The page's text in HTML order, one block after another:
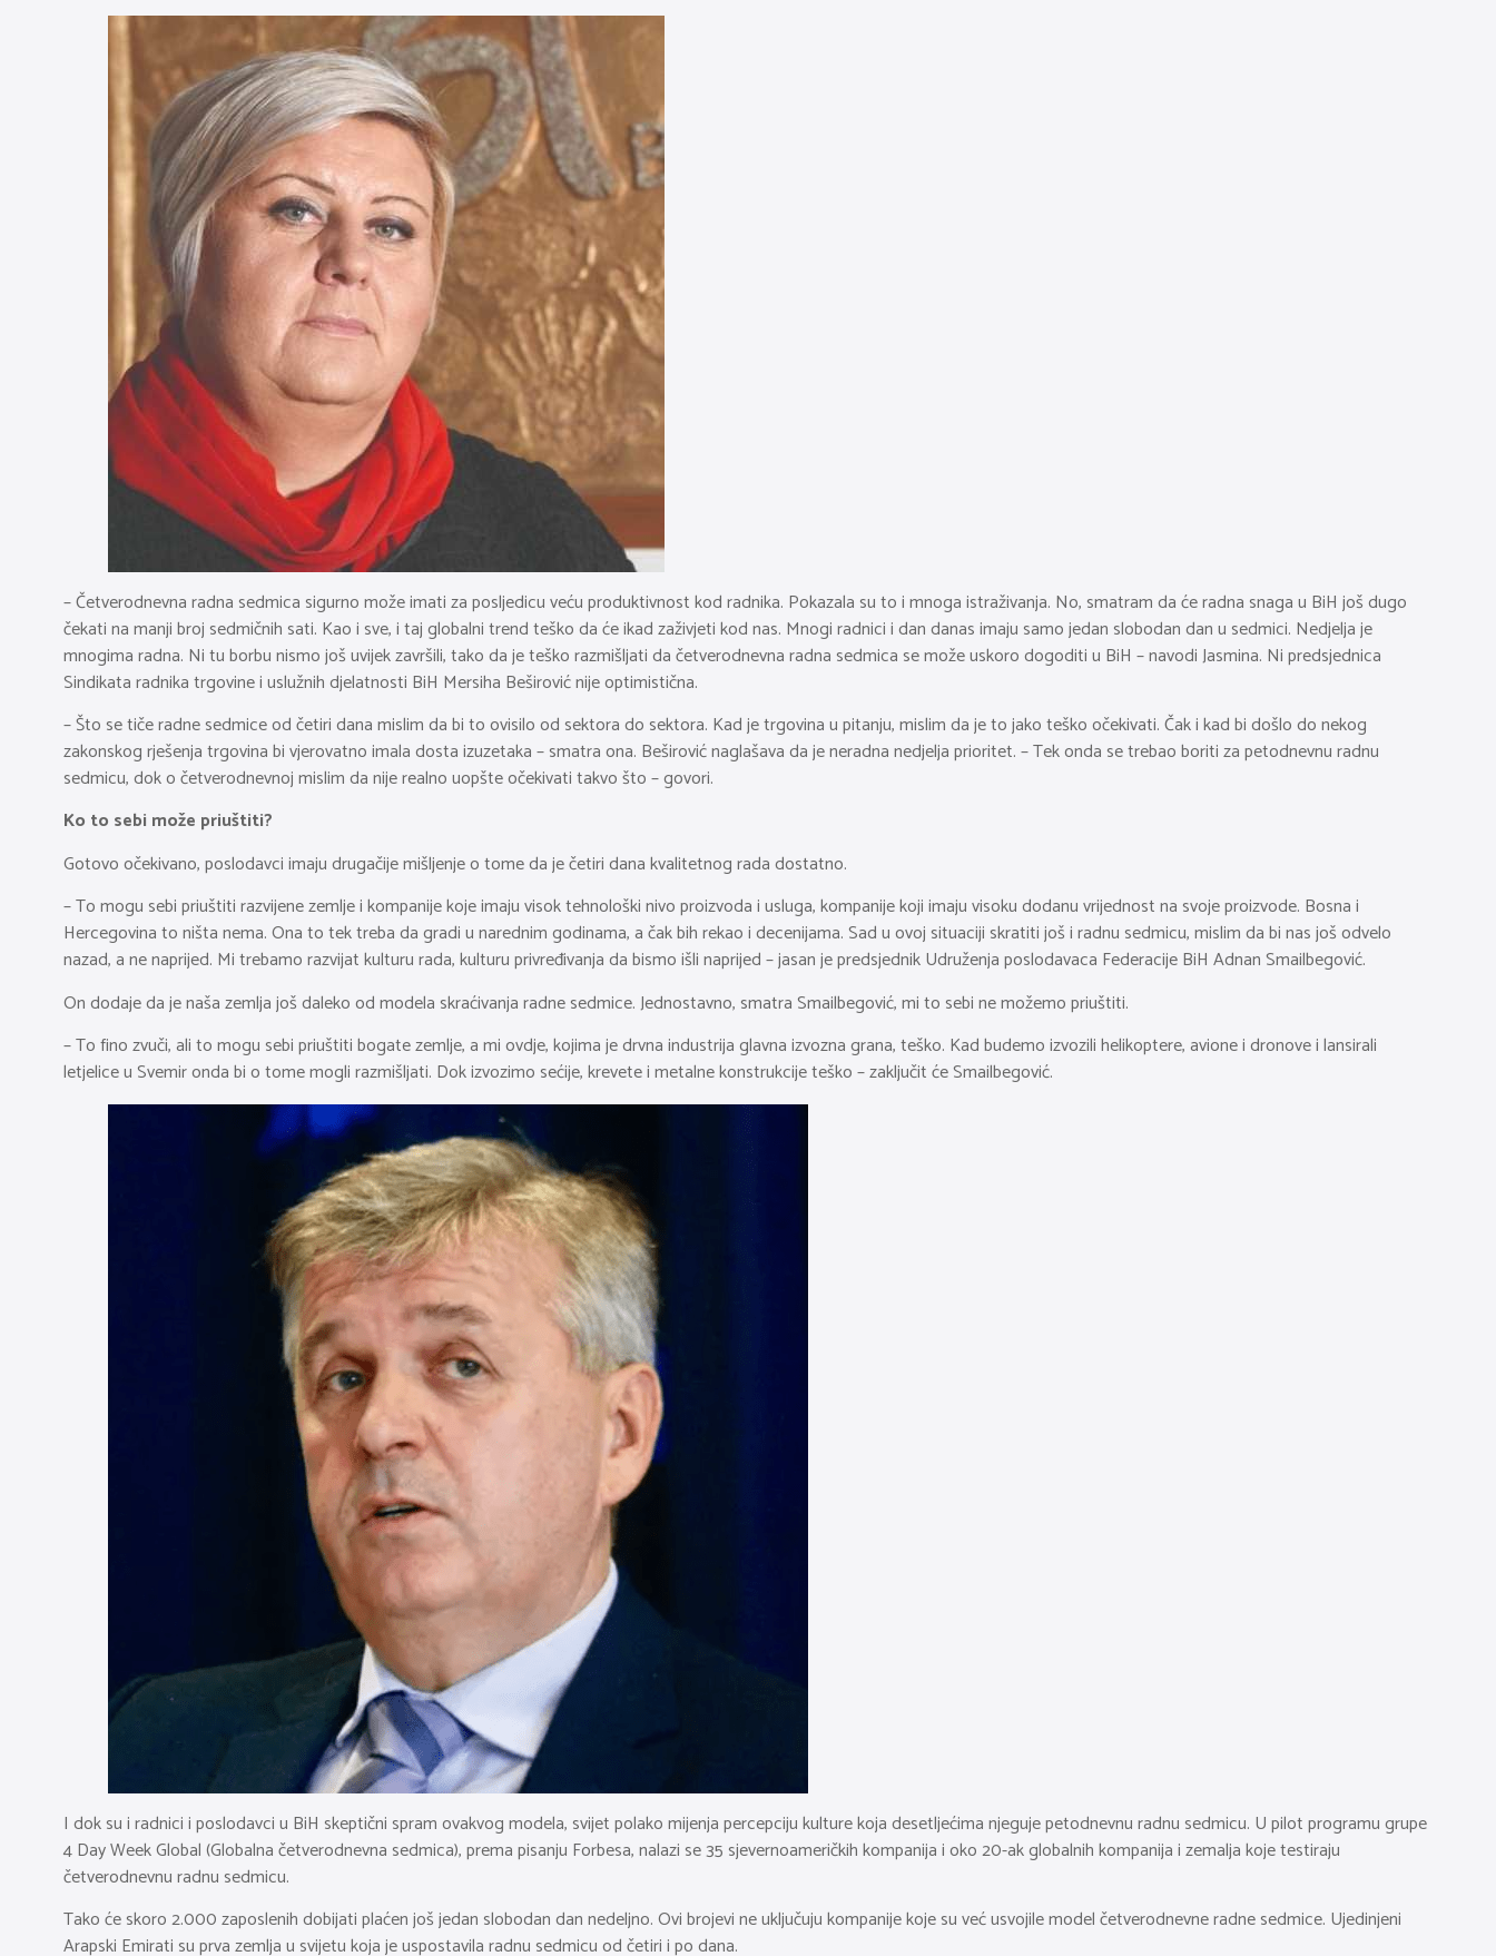
– Četverodnevna radna sedmica sigurno može imati za posljedicu veću produktivnost kod radnika. Pokazala su to i mnoga istraživanja. No, smatram da će radna snaga u BiH još dugo
čekati na manji broj sedmičnih sati. Kao i sve, i taj globalni trend teško da će ikad zaživjeti kod nas. Mnogi radnici i dan danas imaju samo jedan slobodan dan u sedmici. Nedjelja je
mnogima radna. Ni tu borbu nismo još uvijek završili, tako da je teško razmišljati da četverodnevna radna sedmica se može uskoro dogoditi u BiH – navodi Jasmina. Ni predsjednica
Sindikata radnika trgovine i uslužnih djelatnosti BiH Mersiha Beširović nije optimistična.
– Što se tiče radne sedmice od četiri dana mislim da bi to ovisilo od sektora do sektora. Kad je trgovina u pitanju, mislim da je to jako teško očekivati. Čak i kad bi došlo do nekog
zakonskog rješenja trgovina bi vjerovatno imala dosta izuzetaka – smatra ona. Beširović naglašava da je neradna nedjelja prioritet. – Tek onda se trebao boriti za petodnevnu radnu
sedmicu, dok o četverodnevnoj mislim da nije realno uopšte očekivati takvo što – govori.
Ko to sebi može priuštiti?
Gotovo očekivano, poslodavci imaju drugačije mišljenje o tome da je četiri dana kvalitetnog rada dostatno.
– To mogu sebi priuštiti razvijene zemlje i kompanije koje imaju visok tehnološki nivo proizvoda i usluga, kompanije koji imaju visoku dodanu vrijednost na svoje proizvode. Bosna i
Hercegovina to ništa nema. Ona to tek treba da gradi u narednim godinama, a čak bih rekao i decenijama. Sad u ovoj situaciji skratiti još i radnu sedmicu, mislim da bi nas još odvelo
nazad, a ne naprijed. Mi trebamo razvijat kulturu rada, kulturu privređivanja da bismo išli naprijed – jasan je predsjednik Udruženja poslodavaca Federacije BiH Adnan Smailbegović.
On dodaje da je naša zemlja još daleko od modela skraćivanja radne sedmice. Jednostavno, smatra Smailbegović, mi to sebi ne možemo priuštiti.
– To fino zvuči, ali to mogu sebi priuštiti bogate zemlje, a mi ovdje, kojima je drvna industrija glavna izvozna grana, teško. Kad budemo izvozili helikoptere, avione i dronove i lansirali
letjelice u Svemir onda bi o tome mogli razmišljati. Dok izvozimo sećije, krevete i metalne konstrukcije teško – zaključit će Smailbegović.
I dok su i radnici i poslodavci u BiH skeptični spram ovakvog modela, svijet polako mijenja percepciju kulture koja desetljećima njeguje petodnevnu radnu sedmicu. U pilot programu grupe
4 Day Week Global (Globalna četverodnevna sedmica), prema pisanju Forbesa, nalazi se 35 sjevernoameričkih kompanija i oko 20-ak globalnih kompanija i zemalja koje testiraju
četverodnevnu radnu sedmicu.
Tako će skoro 2.000 zaposlenih dobijati plaćen još jedan slobodan dan nedeljno. Ovi brojevi ne uključuju kompanije koje su već usvojile model četverodnevne radne sedmice. Ujedinjeni
Arapski Emirati su prva zemlja u svijetu koja je uspostavila radnu sedmicu od četiri i po dana.